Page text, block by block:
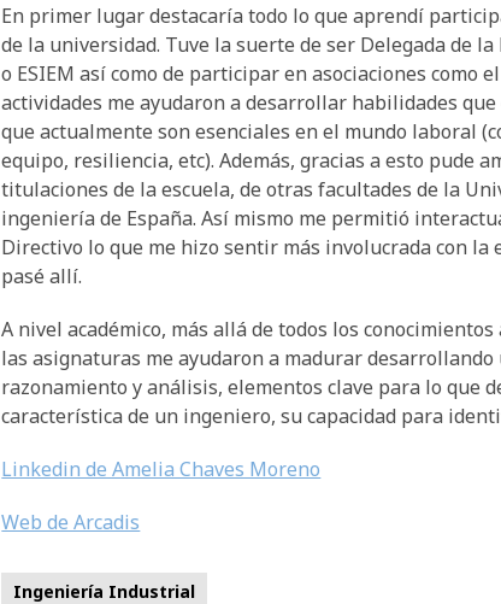
En primer lugar destacaría todo lo que aprendí
de la universidad. Tuve la suerte de ser Delegada de
o ESIEM así como de participar en asociaciones como
actividades me ayudaron a desarrollar habilidades
que actualmente son esenciales en el mundo laboral
equipo, resiliencia, etc). Además, gracias a esto pude
titulaciones de la escuela, de otras facultades de la
ingeniería de España. Así mismo me permitió
Directivo lo que me hizo sentir más involucrada con
pasé allí.
A nivel académico, más allá de todos los
las asignaturas me ayudaron a madurar
razonamiento y análisis, elementos clave para lo que
característica de un ingeniero, su capacidad para
Linkedin de Amelia Chaves Moreno
Web de Arcadis
Ingeniería Industrial